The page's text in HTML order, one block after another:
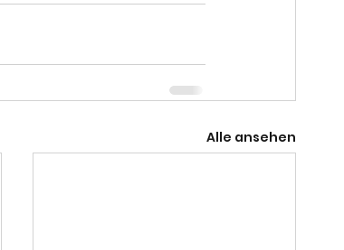
Alle ansehen